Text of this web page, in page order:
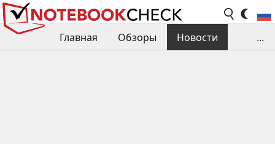
Главная Обзоры
Новости
...